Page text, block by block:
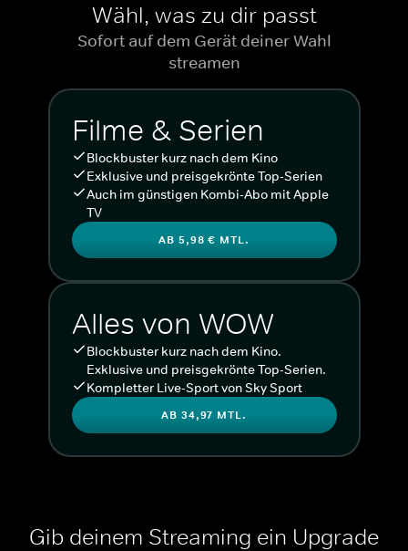
Wähl, was zu dir passt
Sofort auf dem Gerät deiner Wahl
streamen
Filme & Serien
Blockbuster kurz nach dem Kino
Exklusive und preisgekrönte Top-Serien
Auch im günstigen Kombi-Abo mit Apple
TV
AB 5,98 € MTL.
Alles von WOW
Blockbuster kurz nach dem Kino.
Exklusive und preisgekrönte Top-Serien.
Kompletter Live-Sport von Sky Sport
AB 34,97 MTL.
Gib deinem Streaming ein Upgrade